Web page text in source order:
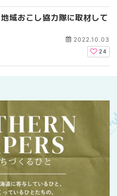
地域おこし協力隊に取材して
2022.10.03
24